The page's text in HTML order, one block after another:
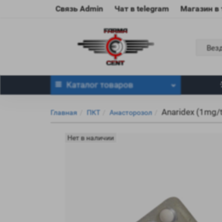
Связь Admin Чат в telegram Магазин в
Каталог товаров
Главная ПКТ Анасторозол Anaridex (1mg/
Нет в наличии